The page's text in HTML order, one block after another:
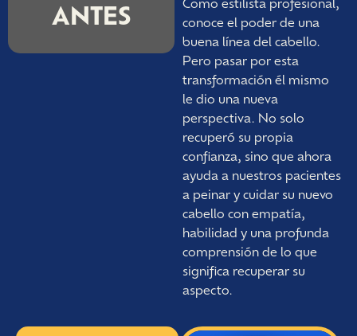
ANTES
conoce el poder de una
buena línea del cabello.
Pero pasar por esta
transformación él mismo
le dio una nueva
perspectiva. No solo
recuperó su propia
confianza, sino que ahora
ayuda a nuestros pacientes
a peinar y cuidar su nuevo
cabello con empatía,
habilidad y una profunda
comprensión de lo que
significa recuperar su
aspecto.